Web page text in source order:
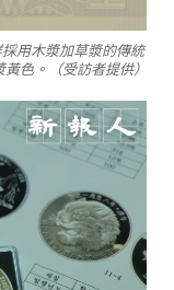
用木漿加草漿的傳統
色。（受訪者提供）